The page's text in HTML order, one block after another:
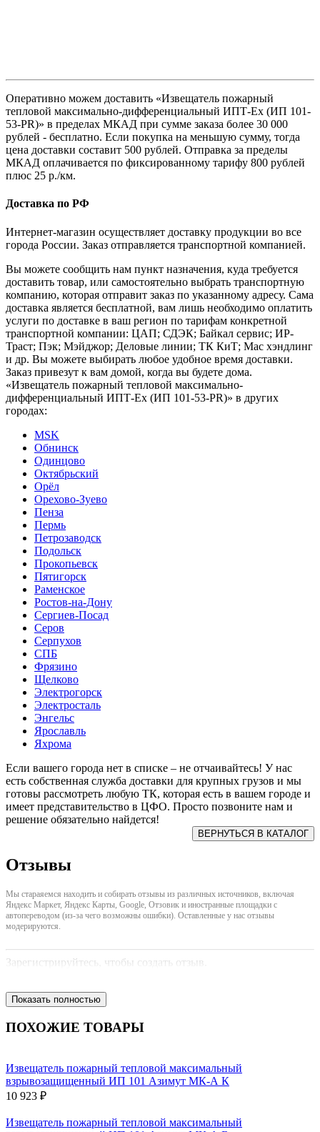
Оперативно можем доставить «Извещатель пожарный
тепловой максимально-дифференциальный ИПТ-Ех (ИП 101-
53-PR)» в пределах МКАД при сумме заказа более 30 000
рублей - бесплатно. Если покупка на меньшую сумму, тогда
цена доставки составит 500 рублей. Отправка за пределы
МКАД оплачивается по фиксированному тарифу 800 рублей
плюс 25 р./км.
Доставка по РФ
Интернет-магазин осуществляет доставку продукции во все
города России. Заказ отправляется транспортной компанией.
Вы можете сообщить нам пункт назначения, куда требуется
доставить товар, или самостоятельно выбрать транспортную
компанию, которая отправит заказ по указанному адресу. Сама
доставка является бесплатной, вам лишь необходимо оплатить
услуги по доставке в ваш регион по тарифам конкретной
транспортной компании: ЦАП; СДЭК; Байкал сервис; ИР-
Траст; Пэк; Мэйджор; Деловые линии; ТК КиТ; Мас хэндлинг
и др. Вы можете выбирать любое удобное время доставки.
Заказ привезут к вам домой, когда вы будете дома.
«Извещатель пожарный тепловой максимально-
дифференциальный ИПТ-Ех (ИП 101-53-PR)» в других
городах:
MSK
Обнинск
Одинцово
Октябрьский
Орёл
Орехово-Зуево
Пенза
Пермь
Петрозаводск
Подольск
Прокопьевск
Пятигорск
Раменское
Ростов-на-Дону
Сергиев-Посад
Серов
Серпухов
СПБ
Фрязино
Щелково
Электрогорск
Электросталь
Энгельс
Ярославль
Яхрома
Если вашего города нет в списке – не отчаивайтесь! У нас
есть собственная служба доставки для крупных грузов и мы
готовы рассмотреть любую ТК, которая есть в вашем городе и
имеет представительство в ЦФО. Просто позвоните нам и
решение обязательно найдется!
Отзывы
Мы стараяемся находить и собирать отзывы из различных источников, включая
Яндекс Маркет, Яндекс Карты, Google, Отзовик и иностранные площадки с
автопереводом (из-за чего возможны ошибки). Оставленные у нас отзывы
модерируются.
Зарегистрируйтесь, чтобы создать отзыв.
Показать полностью
ПОХОЖИЕ ТОВАРЫ
Извещатель пожарный тепловой максимальный
взрывозащищенный ИП 101 Азимут МК-А К
10 923 ₽
Извещатель пожарный тепловой максимальный